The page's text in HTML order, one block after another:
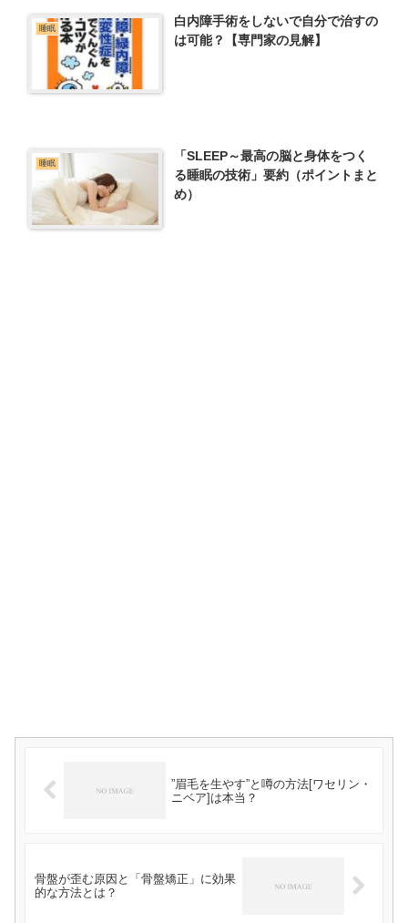
睡眠
白内障手術をしないで自分で治すの
は可能？【専門家の見解】
睡眠
「SLEEP～最高の脳と身体をつく
る睡眠の技術」要約（ポイントまと
め）
”眉毛を生やす”と噂の方法[ワセリン・
ニベア]は本当？
骨盤が歪む原因と「骨盤矯正」に効果
的な方法とは？